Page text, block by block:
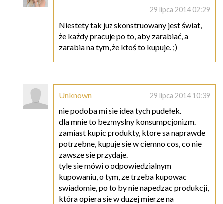
29 lipca 2014 02:29
Niestety tak już skonstruowany jest świat,
że każdy pracuje po to, aby zarabiać, a
zarabia na tym, że ktoś to kupuje. ;)
Unknown 29 lipca 2014 10:39
nie podoba mi sie idea tych pudełek.
dla mnie to bezmyslny konsumpcjonizm.
zamiast kupic produkty, ktore sa naprawde
potrzebne, kupuje sie w ciemno cos, co nie
zawsze sie przydaje.
tyle sie mówi o odpowiedzialnym
kupowaniu, o tym, ze trzeba kupowac
swiadomie, po to by nie napedzac produkcji,
która opiera sie w duzej mierze na